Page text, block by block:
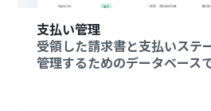
支払い管理
受領した請求書と支払いステ
管理するためのデータベースで